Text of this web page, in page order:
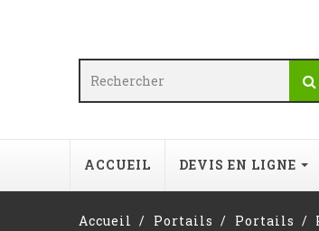
ACCUEIL DEVIS EN LIGNE
Accueil Portails Portails